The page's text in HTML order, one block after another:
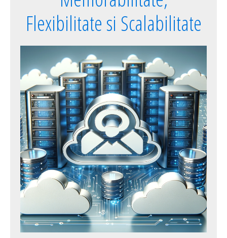
Flexibilitate si Scalabilitate